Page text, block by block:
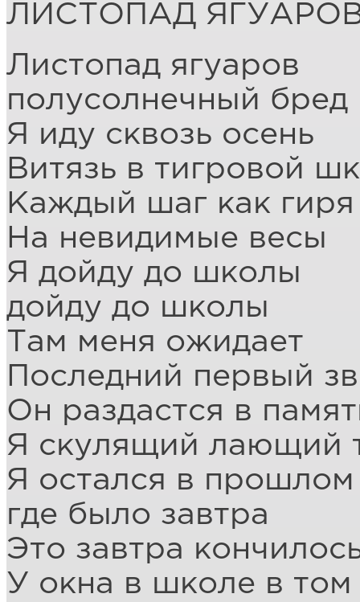
ЛИСТОПАД
Листопад ягуаров
полусолнечный бред
Я иду сквозь осень
Витязь в тигровой
Каждый шаг как гиря
На невидимые весы
Я дойду до школы
дойду до школы
Там меня ожидает
Последний первый
Он раздастся в
Я скулящий лающий
Я остался в прошлом
где было завтра
Это завтра
У окна в школе в